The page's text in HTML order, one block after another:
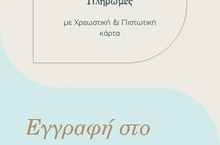
με Χρεωστική & Πιστωτική
κάρτα
Εγγραφή στο